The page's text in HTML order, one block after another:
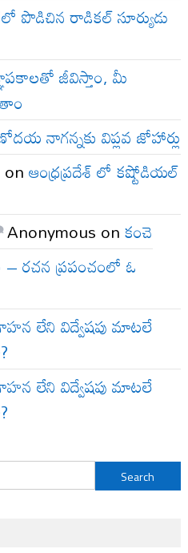
పొడిచిన రాడికల్ సూర్యుడు
జీవిస్తాం, మీ
నాగన్నకు విప్లవ జోహార్లు
onఆంధ్రప్రదేశ్ లో కష్టోడియల్
Anonymous onకంచె
రచన ప్రపంచంలో ఓ
లేని విద్వేషపు మాటలే
లేని విద్వేషపు మాటలే
Search
for: